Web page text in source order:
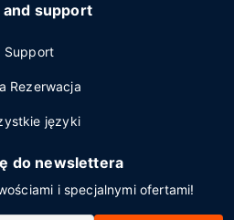
and support
Support
Rezerwacja
języki
do newslettera
i specjalnymi ofertami!